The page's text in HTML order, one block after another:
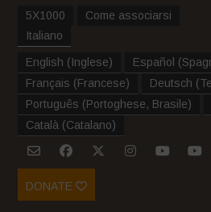
5X1000
Come associarsi
Italiano
English (Inglese) Español (
Français (Francese) Deutsch (
Português (Portoghese, Brasile)
Català (Catalano)
DONATE